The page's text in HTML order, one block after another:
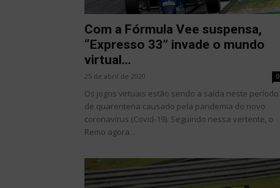
Com a Fórmula Vee suspensa,
“Expresso 33” invade o mundo
virtual...
25 de abril de 2020 0
Os jogos virtuais estão sendo a saída neste período
de quarentena causado pela pandemia do novo
coronavírus (Covid-19). Seguindo nessa vertente, o
Remo agora...